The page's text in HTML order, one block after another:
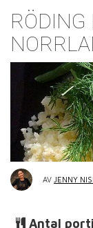
RÖDING
AV JENNY
Antal